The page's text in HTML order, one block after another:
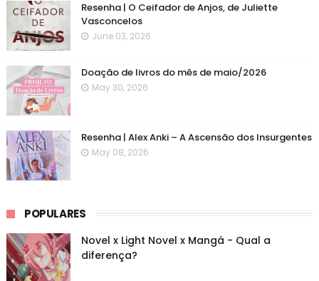
Resenha | O Ceifador de Anjos, de Juliette
Vasconcelos
June 03, 2026
Doação de livros do mês de maio/2026
May 30, 2026
Resenha | Alex Anki – A Ascensão dos Insurgentes
May 08, 2026
POPULARES
Novel x Light Novel x Mangá - Qual a
diferença?